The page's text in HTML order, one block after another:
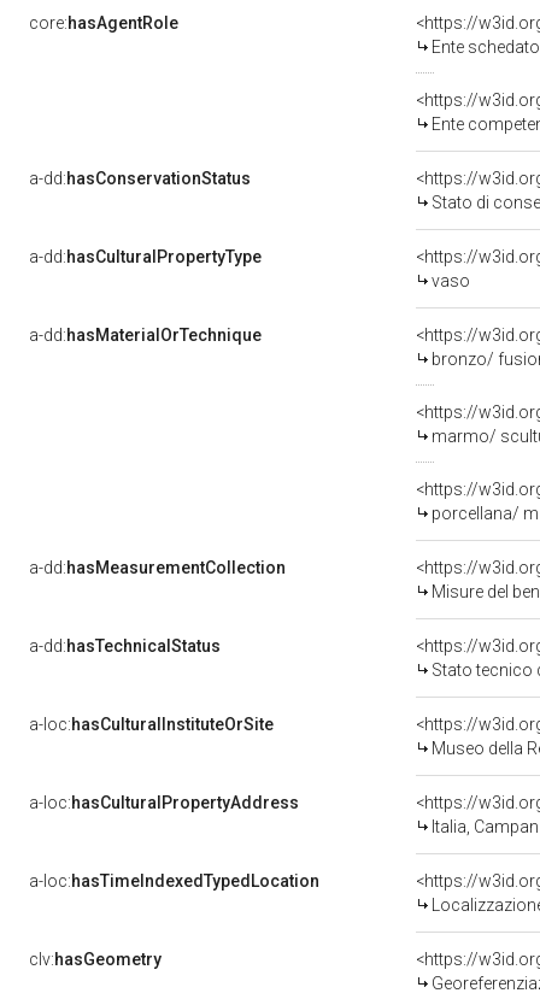
core:hasAgentRole
<https://
Ente schedatore
<https://
Ente
a-dd:hasConservationStatus
<https://
Stato di
a-dd:hasCulturalPropertyType
<https://
vaso
a-dd:hasMaterialOrTechnique
<https://
bronzo/
<https://
marmo/
<https://
porcellana/
a-dd:hasMeasurementCollection
<https://
Misure del
a-dd:hasTechnicalStatus
<https://
Stato tecnico
a-loc:hasCulturalInstituteOrSite
<https://
Museo della
a-loc:hasCulturalPropertyAddress
<https://
Italia,
a-loc:hasTimeIndexedTypedLocation
<https://
clv:hasGeometry
<https://